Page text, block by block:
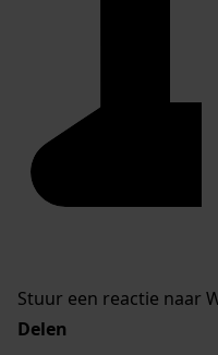
Stuur een reactie naar
Delen